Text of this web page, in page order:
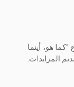
هو، أينما
المزايدات.